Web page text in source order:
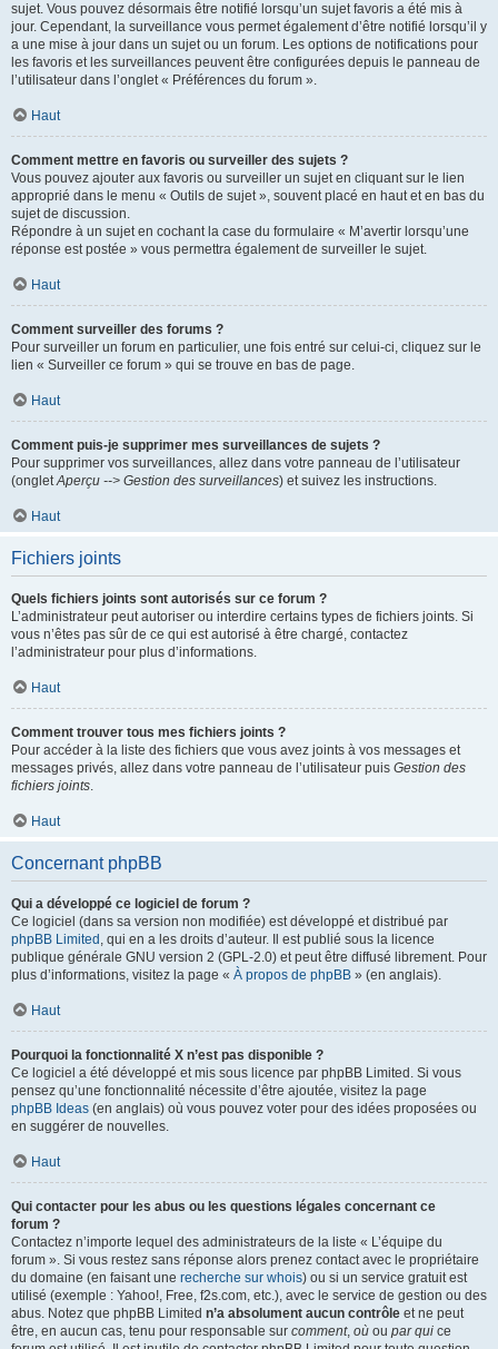
sujet. Vous pouvez désormais être notifié lorsqu’un sujet favoris a été mis à
jour. Cependant, la surveillance vous permet également d’être notifié lorsqu’il y
a une mise à jour dans un sujet ou un forum. Les options de notifications pour
les favoris et les surveillances peuvent être configurées depuis le panneau de
l’utilisateur dans l’onglet « Préférences du forum ».
Haut
Comment mettre en favoris ou surveiller des sujets ?
Vous pouvez ajouter aux favoris ou surveiller un sujet en cliquant sur le lien
approprié dans le menu « Outils de sujet », souvent placé en haut et en bas du
sujet de discussion.
Répondre à un sujet en cochant la case du formulaire « M’avertir lorsqu’une
réponse est postée » vous permettra également de surveiller le sujet.
Haut
Comment surveiller des forums ?
Pour surveiller un forum en particulier, une fois entré sur celui-ci, cliquez sur le
lien « Surveiller ce forum » qui se trouve en bas de page.
Haut
Comment puis-je supprimer mes surveillances de sujets ?
Pour supprimer vos surveillances, allez dans votre panneau de l’utilisateur
(ongletAperçu --> Gestion des surveillances) et suivez les instructions.
Haut
Fichiers joints
Quels fichiers joints sont autorisés sur ce forum ?
L’administrateur peut autoriser ou interdire certains types de fichiers joints. Si
vous n’êtes pas sûr de ce qui est autorisé à être chargé, contactez
l’administrateur pour plus d’informations.
Haut
Comment trouver tous mes fichiers joints ?
Pour accéder à la liste des fichiers que vous avez joints à vos messages et
messages privés, allez dans votre panneau de l’utilisateur puis Gestion des
fichiers joints.
Haut
Concernant phpBB
Qui a développé ce logiciel de forum ?
Ce logiciel (dans sa version non modifiée) est développé et distribué par
phpBB Limited , qui en a les droits d’auteur. Il est publié sous la licence
publique générale GNU version 2 (GPL-2.0) et peut être diffusé librement. Pour
plus d’informations, visitez la page « À propos de phpBB » (en anglais).
Haut
Pourquoi la fonctionnalité X n’est pas disponible ?
Ce logiciel a été développé et mis sous licence par phpBB Limited. Si vous
pensez qu’une fonctionnalité nécessite d’être ajoutée, visitez la page
phpBB Ideas (en anglais) où vous pouvez voter pour des idées proposées ou
en suggérer de nouvelles.
Haut
Qui contacter pour les abus ou les questions légales concernant ce
forum ?
Contactez n’importe lequel des administrateurs de la liste « L’équipe du
forum ». Si vous restez sans réponse alors prenez contact avec le propriétaire
du domaine (en faisant une recherche sur whois) ou si un service gratuit est
utilisé (exemple : Yahoo!, Free, f2s.com, etc.), avec le service de gestion ou des
abus. Notez que phpBB Limited n’a absolument aucun contrôle et ne peut
être, en aucun cas, tenu pour responsable sur comment, où ou par qui ce